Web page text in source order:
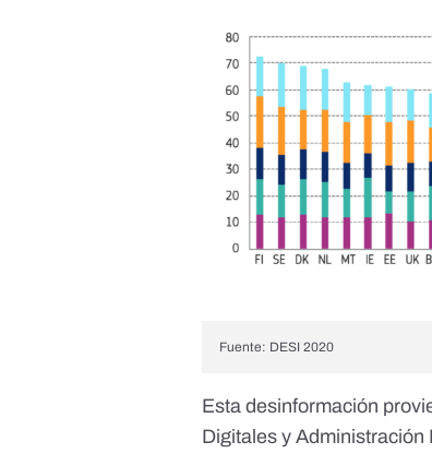
Fuente: DESI 2020
Esta desinformación
Digitales y